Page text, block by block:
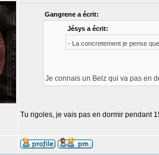
Gangrene a écrit:
Jésys a écrit:
- La concretement je pense
Je connais un Belz qui va pas en
Tu rigoles, je vais pas en dormir pendant